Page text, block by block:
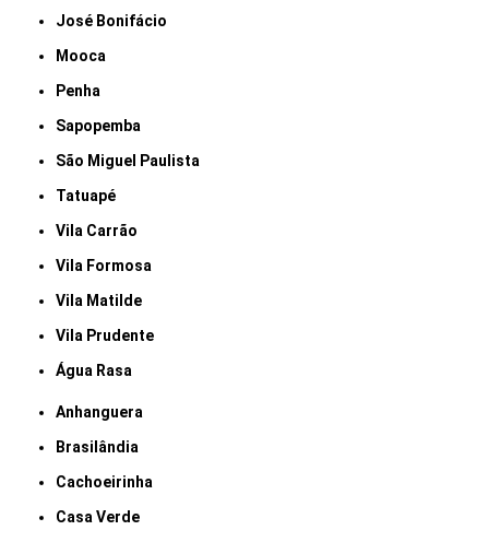
José Bonifácio
Mooca
Penha
Sapopemba
São Miguel Paulista
Tatuapé
Vila Carrão
Vila Formosa
Vila Matilde
Vila Prudente
Água Rasa
Anhanguera
Brasilândia
Cachoeirinha
Casa Verde